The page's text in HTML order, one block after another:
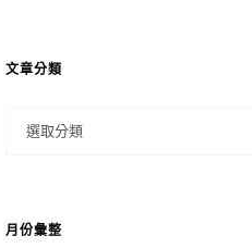
文章分類
月份彙整